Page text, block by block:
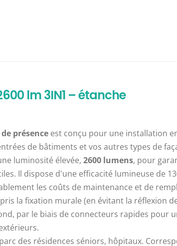
lm 3IN1 – étanche
présence est conçu pour une installation
de bâtiments et vos autres types de
luminosité élevée,2600 lumens, pour
Il dispose d'une efficacité lumineuse de
les coûts de maintenance et de
la fixation murale (en évitant la réflexion
par le biais de connecteurs rapides pour
des résidences séniors, hôpitaux.